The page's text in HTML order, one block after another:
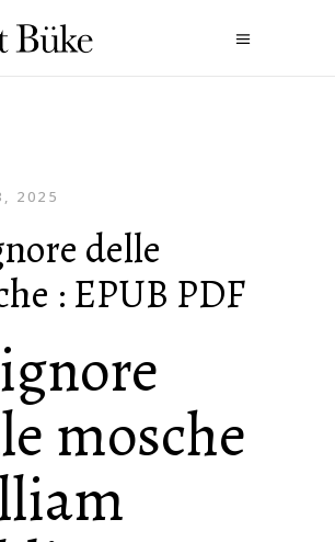
2025
delle
: EPUB PDF
mosche